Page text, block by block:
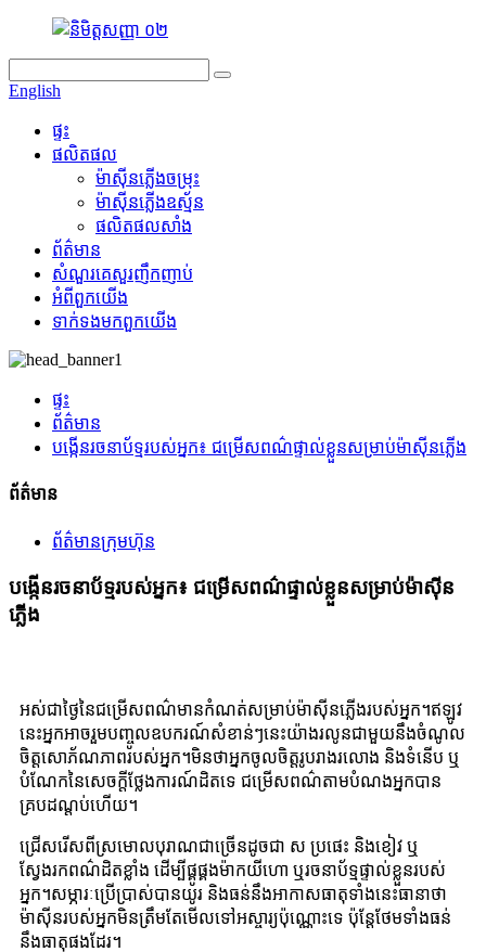
English
ផ្ទះ
ផលិតផល
ម៉ាស៊ីនភ្លើងចម្រុះ
ម៉ាស៊ីនភ្លើងឧស្ម័ន
ផលិតផលសាំង
ព័ត៌មាន
សំណួរគេសួរញឹកញាប់
អំពី​ពួក​យើង
ទាក់ទង​មក​ពួក​យើង
ផ្ទះ
ព័ត៌មាន
បង្កើនរចនាប័ទ្មរបស់អ្នក៖ ជម្រើសពណ៌ផ្ទាល់ខ្លួនសម្រាប់ម៉ាស៊ីនភ្លើង
ព័ត៌មាន
ព័ត៌មានក្រុមហ៊ុន
បង្កើនរចនាប័ទ្មរបស់អ្នក៖ ជម្រើសពណ៌ផ្ទាល់ខ្លួនសម្រាប់ម៉ាស៊ីន
ភ្លើង
អស់ជាថ្ងៃនៃជម្រើសពណ៌មានកំណត់សម្រាប់ម៉ាស៊ីនភ្លើងរបស់អ្នក។ឥឡូវ
នេះអ្នកអាចរួមបញ្ចូលឧបករណ៍សំខាន់ៗនេះយ៉ាងរលូនជាមួយនឹងចំណូល
ចិត្តសោភ័ណភាពរបស់អ្នក។មិន​ថា​អ្នក​ចូលចិត្ត​រូបរាង​រលោង និង​ទំនើប ឬ​
បំណែក​នៃ​សេចក្តី​ថ្លែងការណ៍​ដិត​ទេ ជម្រើស​ពណ៌​តាម​បំណង​អ្នក​បាន​
គ្រប​ដណ្តប់​ហើយ។
ជ្រើសរើសពីស្រមោលបុរាណជាច្រើនដូចជា ស ប្រផេះ និងខៀវ ឬ
ស្វែងរកពណ៌ដិតខ្លាំង ដើម្បីផ្គូផ្គងម៉ាកយីហោ ឬរចនាប័ទ្មផ្ទាល់ខ្លួនរបស់
អ្នក។សម្ភារៈប្រើប្រាស់បានយូរ និងធន់នឹងអាកាសធាតុទាំងនេះធានាថា
ម៉ាស៊ីនរបស់អ្នកមិនត្រឹមតែមើលទៅអស្ចារ្យប៉ុណ្ណោះទេ ប៉ុន្តែថែមទាំងធន់
នឹងធាតុផងដែរ។